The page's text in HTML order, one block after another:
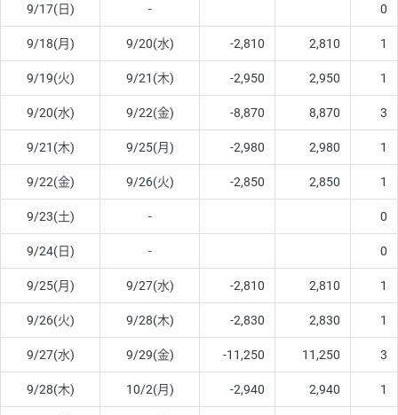
9/17(日) - 0
9/18(月) 9/20(水) -2,810 2,810 1
9/19(火) 9/21(木) -2,950 2,950 1
9/20(水) 9/22(金) -8,870 8,870 3
9/21(木) 9/25(月) -2,980 2,980 1
9/22(金) 9/26(火) -2,850 2,850 1
9/23(土) - 0
9/24(日) - 0
9/25(月) 9/27(水) -2,810 2,810 1
9/26(火) 9/28(木) -2,830 2,830 1
9/27(水) 9/29(金) -11,250 11,250 3
9/28(木) 10/2(月) -2,940 2,940 1